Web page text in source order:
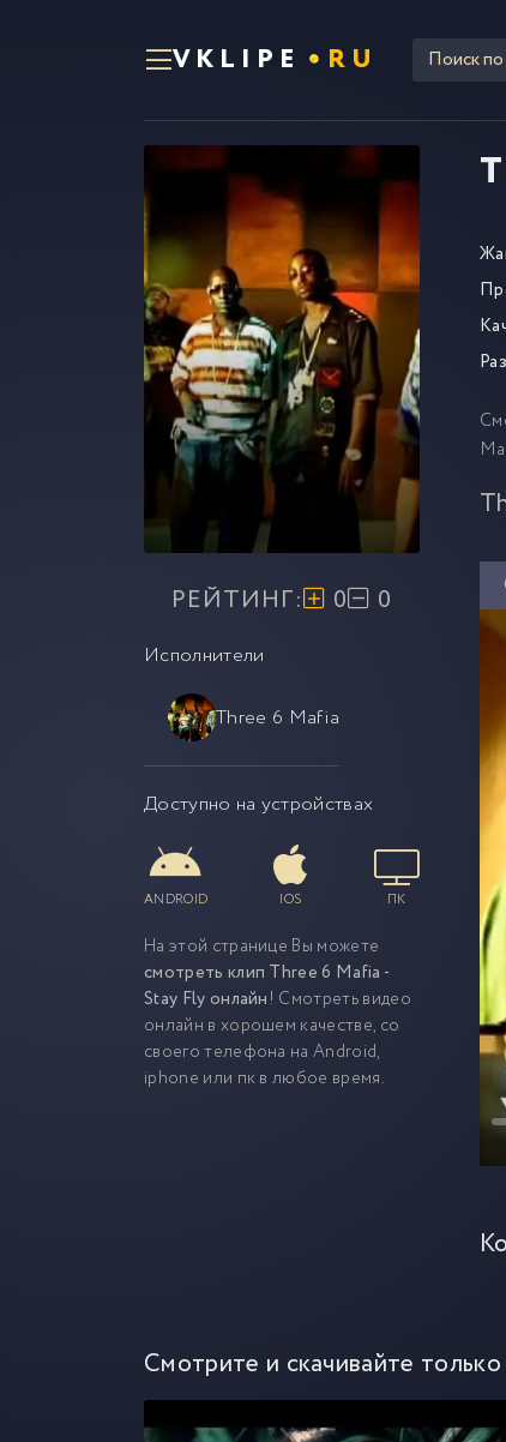
VKLIPE RU
РЕЙТИНГ: 0 0
Исполнители
Three 6 Mafia
Доступно на устройствах
ANDROID IOS ПК
На этой странице Вы можете
смотреть клип Three 6 Mafia -
Stay Fly онлайн! Смотреть видео
онлайн в хорошем качестве, со
своего телефона на Android,
iphone или пк в любое время.
Смотрите и скачивайте